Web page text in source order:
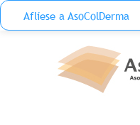
Pasar al contenido principal
Menu Top Anónimo
Aflíese a AsoColDerma